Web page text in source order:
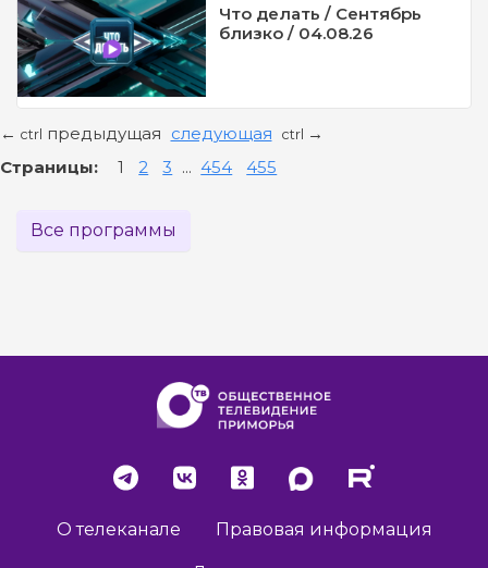
Что делать / Сентябрь
близко / 04.08.26
← ctrl предыдущая следующая ctrl →
Страницы: 1 2 3 ... 454 455
Все программы
О телеканале Правовая информация